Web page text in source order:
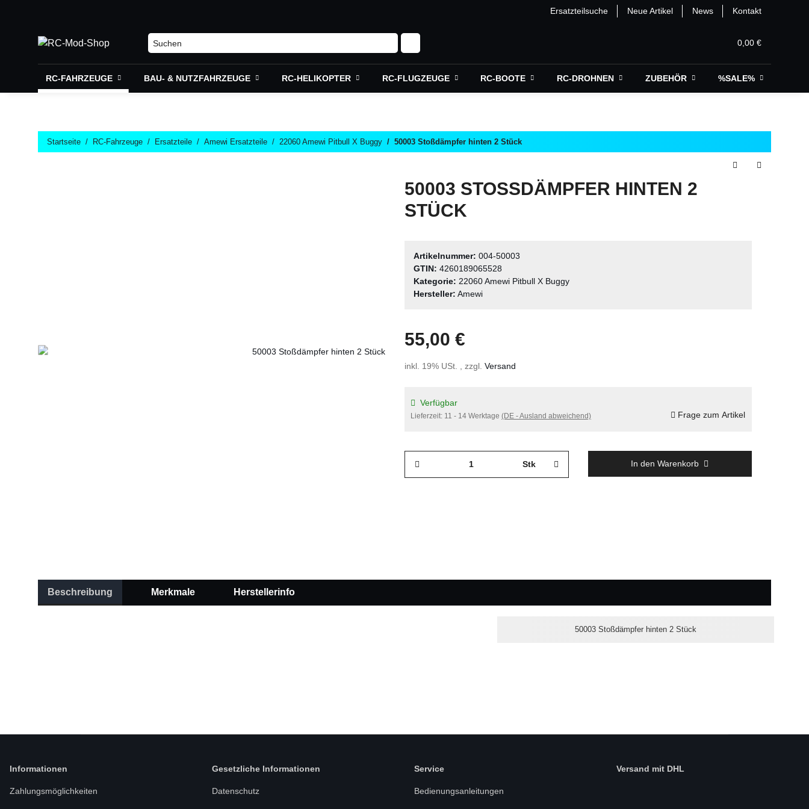
Ersatzteilsuche Neue Artikel News Kontakt
0,00 €
RC-FAHRZEUGE BAU- & NUTZFAHRZEUGE RC-HELIKOPTER RC-FLUGZEUGE RC-BOOTE RC-DROHNEN ZUBEHÖR %SALE%
Startseite RC-Fahrzeuge Ersatzteile Amewi Ersatzteile 22060 Amewi Pitbull X Buggy 50003 Stoßdämpfer hinten 2 Stück
50003 STOSSDÄMPFER HINTEN 2 S
TÜCK
Artikelnummer: 004-50003
GTIN: 4260189065528
Kategorie: 22060 Amewi Pitbull X Buggy
Hersteller: Amewi
55,00 €
inkl. 19% USt. , zzgl. Versand
Verfügbar
Lieferzeit: 11 - 14 Werktage (DE - Ausland abweichend) Frage zum Artikel
Stk In den Warenkorb
Beschreibung Merkmale Herstellerinfo
50003 Stoßdämpfer hinten 2 Stück
Informationen
Zahlungsmöglichkeiten
Gesetzliche Informationen
Datenschutz
Service
Bedienungsanleitungen
Versand mit DHL